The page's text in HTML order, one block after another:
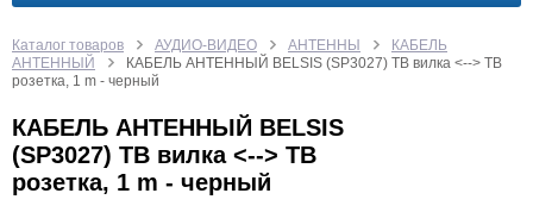
БЫТОВАЯ ТЕХНИКА ИГРУШКИ КАЛЬКУЛЯТОРЫ
КАНЦТОВАРЫ КРАСОТА И ЗДОРОВЬЕ
ОТДЫХ И СПОРТ ТВ ШОП
ТОВАРЫ ДЛЯ КОМПЬЮТЕРОВ И ТЕЛЕФОНОВ
Каталог товаров АУДИО-ВИДЕО АНТЕННЫ
КАБЕЛЬ
АНТЕННЫЙ
КАБЕЛЬ АНТЕННЫЙ BELSIS (SP3027) ТВ вилка <--> ТВ
розетка, 1 m - черный
КАБЕЛЬ АНТЕННЫЙ BELSIS
(SP3027) ТВ вилка <--> ТВ
розетка, 1 m - черный